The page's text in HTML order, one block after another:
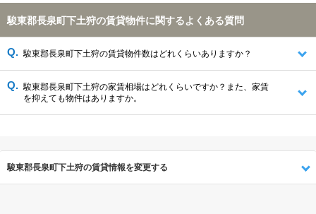
駿東郡長泉町下土狩の賃貸物件に関するよくある質問
駿東郡長泉町下土狩の賃貸物件数はどれくらいありますか？
駿東郡長泉町下土狩の家賃相場はどれくらいですか？また、家賃
を抑えても物件はありますか。
駿東郡長泉町下土狩の賃貸情報を変更する